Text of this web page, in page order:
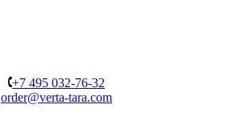
+7 495 032-76-32
order@verta-tara.com